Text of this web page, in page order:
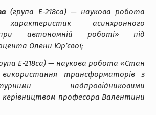
(група Е-218са) — наукова робота
характеристик асинхронного
автономній роботі» під
Олени Юр’євої;
Е-218са) — наукова робота «Стан
трансформаторів з
надпровідниковими
професора Валентини